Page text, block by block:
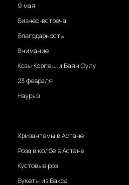
9 мая
Бизнес-встреча
Благодарность
Внимание
Козы Корпеш и Баян Сулу
23 февраля
Наурыз
Хризантемы в Астане
Роза в колбе в Астане
Кустовые роз
Букеты из Вакса